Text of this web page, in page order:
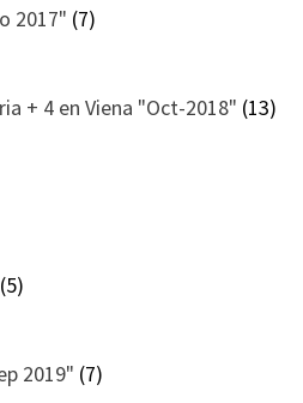
2017" (7)
+ 4 en Viena "Oct-2018" (13)
(5)
2019" (7)